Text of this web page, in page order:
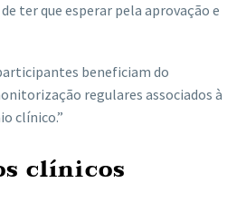
ter que esperar pela aprovação e
beneficiam do
regulares associados à
clínico.”
clínicos